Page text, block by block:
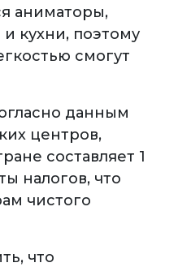
аниматоры,
кухни, поэтому
смогут
данным
центров,
составляет 1
налогов, что
чистого
что